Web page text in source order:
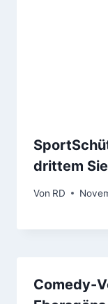
drittem
Von RD
Comedy-